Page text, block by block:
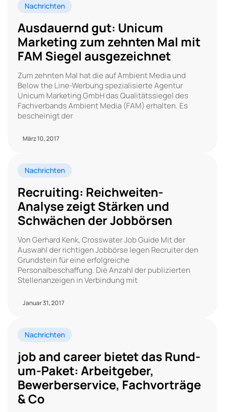
Nachrichten
Ausdauernd gut: Unicum
Marketing zum zehnten Mal mit
FAM Siegel ausgezeichnet
Zum zehnten Mal hat die auf Ambient Media und
Below the Line-Werbung spezialisierte Agentur
Unicum Marketing GmbH das Qualitätssiegel des
Fachverbands Ambient Media (FAM) erhalten. Es
bescheinigt der
März 10, 2017
Nachrichten
Recruiting: Reichweiten-
Analyse zeigt Stärken und
Schwächen der Jobbörsen
Von Gerhard Kenk, Crosswater Job Guide Mit der
Auswahl der richtigen Jobbörse legen Recruiter den
Grundstein für eine erfolgreiche
Personalbeschaffung. Die Anzahl der publizierten
Stellenanzeigen in Verbindung mit
Januar 31, 2017
Nachrichten
job and career bietet das Rund-
um-Paket: Arbeitgeber,
Bewerberservice, Fachvorträge
& Co